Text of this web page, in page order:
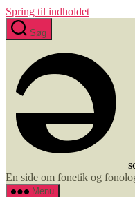
Spring til indholdet
Søg
En side om fonetik og
Menu